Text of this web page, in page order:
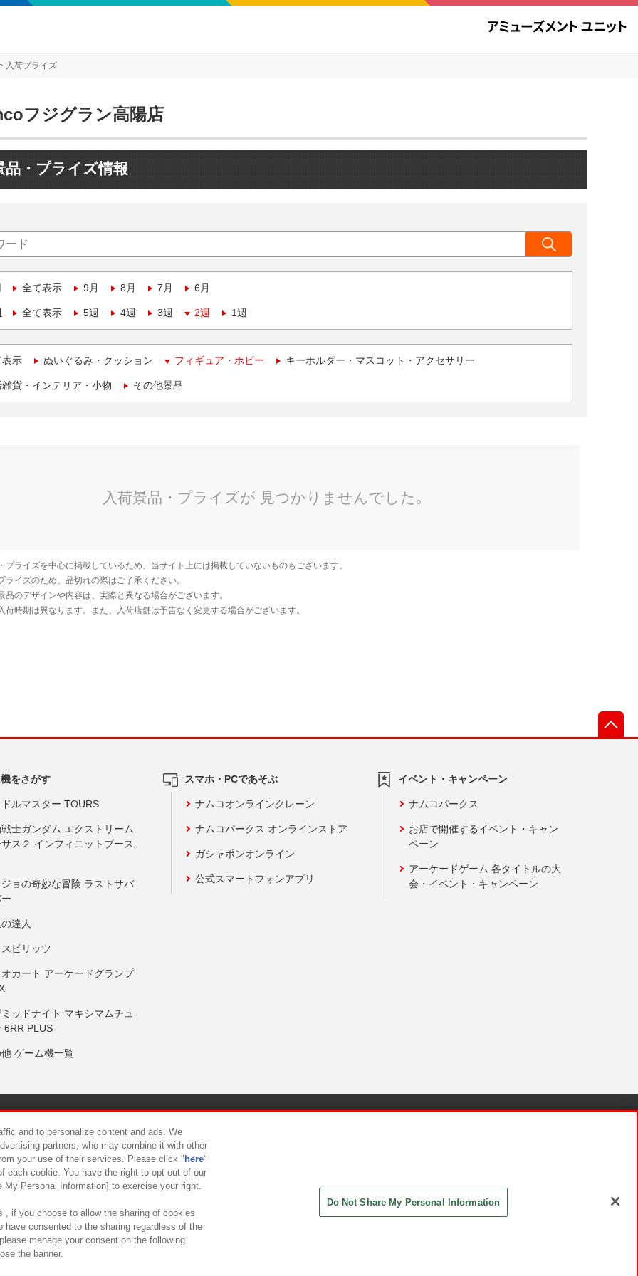
入荷プライズ
フジグラン高陽店
品・プライズ情報
全て表示 9月 8月 7月 6月
全て表示 5週 4週 3週 2週 1週
表示 ぬいぐるみ・クッション フィギュア・ホビー キーホルダー・マスコット・アクセサリー
貨・インテリア・小物 その他景品
をさがす
ルマスター TOURS
士ガンダム エクストリーム
ス２ インフィニットブース
ョの奇妙な冒険 ラストサバ
達人
ピリッツ
カート アーケードグランプ
ッドナイト マキシマムチュ
6RR PLUS
ゲーム機一覧
スマホ・PCであそぶ
ナムコオンラインクレーン
ナムコパークス オンラインストア
ガシャポンオンライン
公式スマートフォンアプリ
イベント・キャンペーン
ナムコパークス
お店で開催するイベント・キャン
ペーン
アーケードゲーム 各タイトルの大
会・イベント・キャンペーン
について カスタマーハラスメント対応方針
and to personalize content and ads. We
partners, who may combine it with other
your use of their services. Please click " here"
each cookie. You have the right to opt out of our
Personal Information] to exercise your right.
, if you choose to allow the sharing of cookies
have consented to the sharing regardless of the
manage your consent on the following
the banner.
Do Not Share My Personal Information